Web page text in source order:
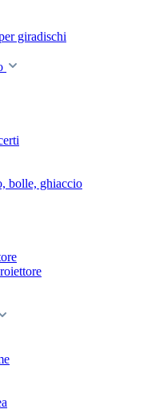
giradischi
bolle, ghiaccio